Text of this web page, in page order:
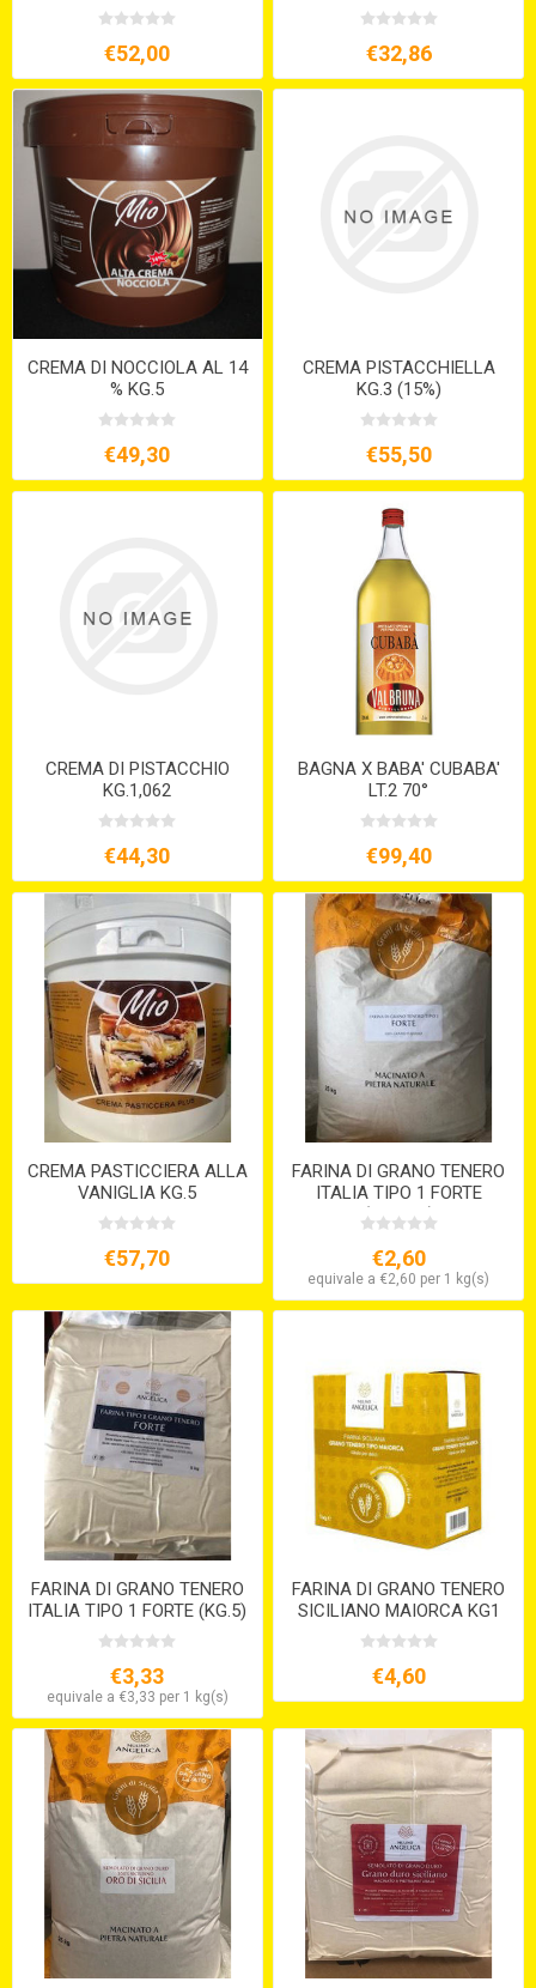
€52,00 €32,86
CREMA DI NOCCIOLA AL 14
% KG.5
€49,30
CREMA PISTACCHIELLA
KG.3 (15%)
€55,50
CREMA DI PISTACCHIO
KG.1,062
€44,30
BAGNA X BABA' CUBABA'
LT.2 70°
€99,40
CREMA PASTICCIERA ALLA
VANIGLIA KG.5
€57,70
FARINA DI GRANO TENERO
ITALIA TIPO 1 FORTE
(KG.12,5)
€2,60
equivale a €2,60 per 1 kg(s)
FARINA DI GRANO TENERO
ITALIA TIPO 1 FORTE (KG.5)
S/V
€3,33
equivale a €3,33 per 1 kg(s)
FARINA DI GRANO TENERO
SICILIANO MAIORCA KG1
€4,60